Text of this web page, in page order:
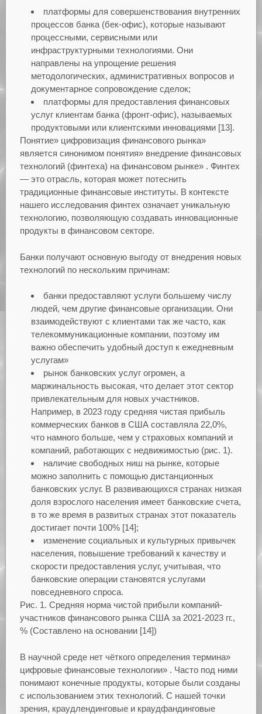
платформы для совершенствования внутренних
процессов банка (бек-офис), которые называют
процессными, сервисными или
инфраструктурными технологиями. Они
направлены на упрощение решения
методологических, административных вопросов и
документарное сопровождение сделок;
платформы для предоставления финансовых
услуг клиентам банка (фронт-офис), называемых
продуктовыми или клиентскими инновациями [13].
Понятие» цифровизация финансового рынка»
является синонимом понятия» внедрение финансовых
технологий (финтеха) на финансовом рынке» . Финтех
— это отрасль, которая может потеснить
традиционные финансовые институты. В контексте
нашего исследования финтех означает уникальную
технологию, позволяющую создавать инновационные
продукты в финансовом секторе.
Банки получают основную выгоду от внедрения новых
технологий по нескольким причинам:
банки предоставляют услуги большему числу
людей, чем другие финансовые организации. Они
взаимодействуют с клиентами так же часто, как
телекоммуникационные компании, поэтому им
важно обеспечить удобный доступ к ежедневным
услугам»
рынок банковских услуг огромен, а
маржинальность высокая, что делает этот сектор
привлекательным для новых участников.
Например, в 2023 году средняя чистая прибыль
коммерческих банков в США составляла 22,0%,
что намного больше, чем у страховых компаний и
компаний, работающих с недвижимостью (рис. 1).
наличие свободных ниш на рынке, которые
можно заполнить с помощью дистанционных
банковских услуг. В развивающихся странах низкая
доля взрослого населения имеет банковские счета,
в то же время в развитых странах этот показатель
достигает почти 100% [14];
изменение социальных и культурных привычек
населения, повышение требований к качеству и
скорости предоставления услуг, учитывая, что
банковские операции становятся услугами
повседневного спроса.
Рис. 1. Средняя норма чистой прибыли компаний-
участников финансового рынка США за 2021-2023 гг.,
% (Составлено на основании [14])
В научной среде нет чёткого определения термина»
цифровые финансовые технологии» . Часто под ними
понимают конечные продукты, которые были созданы
с использованием этих технологий. С нашей точки
зрения, краудлендинговые и краудфандинговые